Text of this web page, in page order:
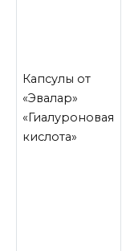
Капсулы от
«Эвалар»
«Гиалуроновая
кислота»